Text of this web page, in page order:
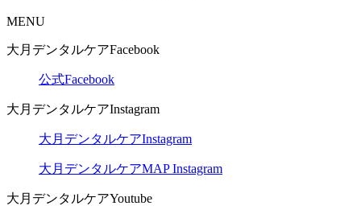
MENU
大月デンタルケアFacebook
公式Facebook
大月デンタルケアInstagram
大月デンタルケアInstagram
大月デンタルケアMAP Instagram
大月デンタルケアYoutube